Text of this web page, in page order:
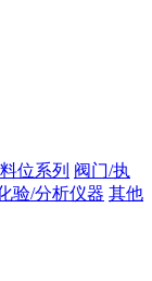
位系列 阀门/执
验/分析仪器 其他